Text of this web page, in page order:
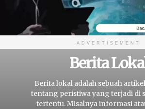
ADVERTISEMENT
Berita
Berita lokal adalah sebuah
tentang peristiwa yang terjadi di
tertentu. Misalnya informasi